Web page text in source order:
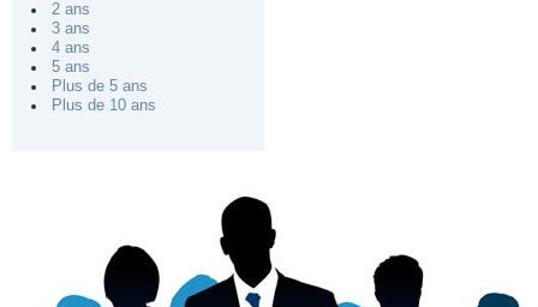
2 ans
3 ans
4 ans
5 ans
Plus de 5 ans
Plus de 10 ans